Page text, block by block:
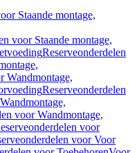
Staande montage,
voor Staande montage,
Reserveonderdelen
Wandmontage,
Reserveonderdelen
Wandmontage,
voor Wandmontage,
voor
voor Voor